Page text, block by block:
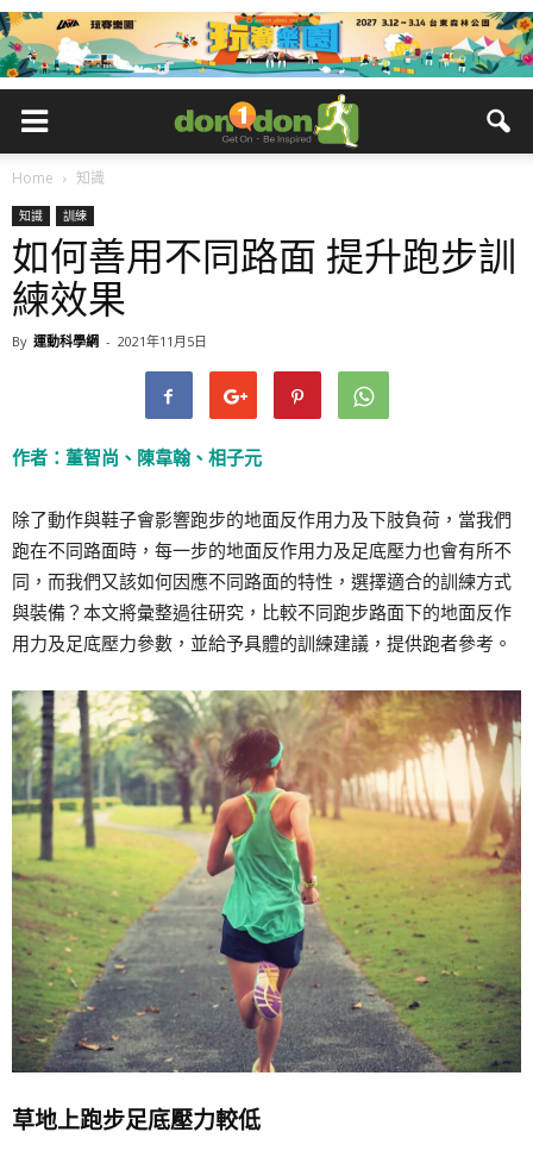
Home 知識
知識 訓練
如何善用不同路面 提升跑步訓
練效果
By 運動科學網 - 2021年11月5日
作者：董智尚、陳韋翰、相子元
除了動作與鞋子會影響跑步的地面反作用力及下肢負荷，當我們
跑在不同路面時，每一步的地面反作用力及足底壓力也會有所不
同，而我們又該如何因應不同路面的特性，選擇適合的訓練方式
與裝備？本文將彙整過往研究，比較不同跑步路面下的地面反作
用力及足底壓力參數，並給予具體的訓練建議，提供跑者參考。
草地上跑步足底壓力較低